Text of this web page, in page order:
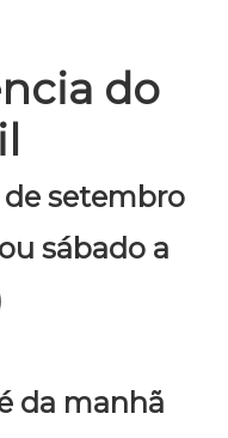
do
setembro
sábado a
da manhã